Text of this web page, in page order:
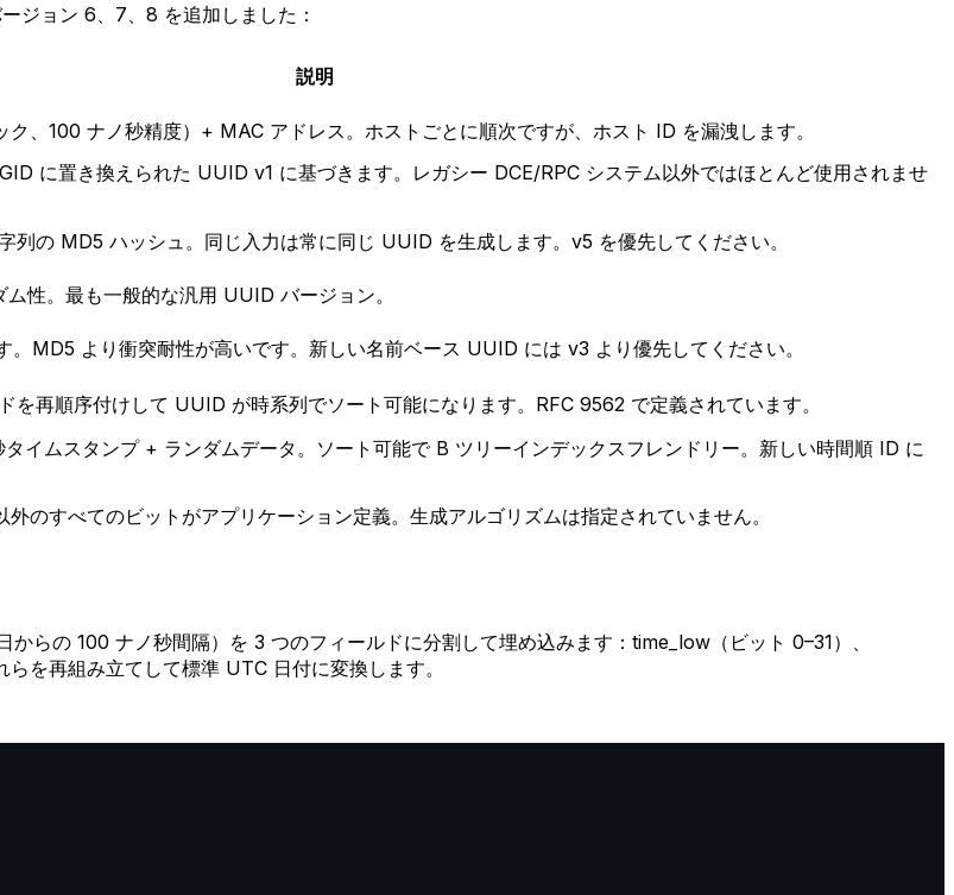
ジョン 6、7、8 を追加しました：
説明
、100 ナノ秒精度）+ MAC アドレス。ホストごとに順次ですが、ホスト ID を漏洩します。
に置き換えられた UUID v1 に基づきます。レガシー DCE/RPC システム以外ではほとんど使用されませ
の MD5 ハッシュ。同じ入力は常に同じ UUID を生成します。v5 を優先してください。
性。最も一般的な汎用 UUID バージョン。
MD5 より衝突耐性が高いです。新しい名前ベース UUID には v3 より優先してください。
を再順序付けして UUID が時系列でソート可能になります。RFC 9562 で定義されています。
イムスタンプ + ランダムデータ。ソート可能で B ツリーインデックスフレンドリー。新しい時間順 ID に
のすべてのビットがアプリケーション定義。生成アルゴリズムは指定されていません。
からの 100 ナノ秒間隔）を 3 つのフィールドに分割して埋め込みます：time_low（ビット 0–31）、
を再組み立てして標準 UTC 日付に変換します。